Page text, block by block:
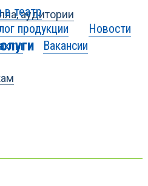
в театр
продукции
Новости
Вакансии
аудитории